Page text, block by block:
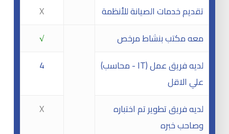
X
تقديم خدمات الصيانة للأنظمة
√
معه مكتب بنشاط مرخص
4
(محاسب - IT) لديه فريق عمل
علي الاقل
X
لديه فريق تطوير تم اختباره
وصاحب خبره